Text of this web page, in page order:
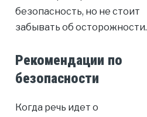
безопасность, но не стоит
забывать об осторожности.
Рекомендации по
безопасности
Когда речь идет о